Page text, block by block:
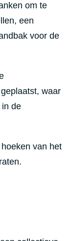
om te
een
voor de
waar
in de
van het